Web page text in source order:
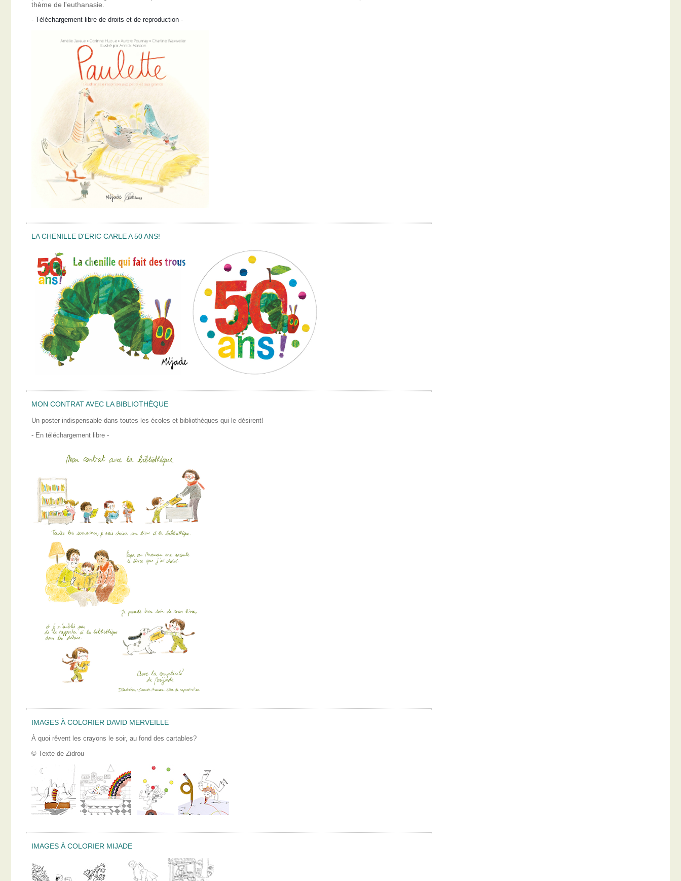
thème de l'euthanasie.
- Téléchargement libre de droits et de reproduction -
LA CHENILLE D'ERIC CARLE A 50 ANS!
MON CONTRAT AVEC LA BIBLIOTHÈQUE
Un poster indispensable dans toutes les écoles et bibliothèques qui le désirent!
- En téléchargement libre -
IMAGES À COLORIER DAVID MERVEILLE
À quoi rêvent les crayons le soir, au fond des cartables?
© Texte de Zidrou
IMAGES À COLORIER MIJADE